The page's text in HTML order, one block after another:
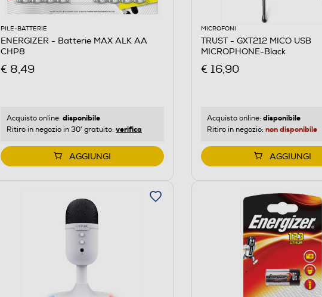
PILE-BATTERIE
ENERGIZER - Batterie MAX ALK AA
CHP8
€ 8,49
Acquisto online: disponibile
Ritiro in negozio in 30' gratuito: verifica
AGGIUNGI
MICROFONI
TRUST - GXT212 MICO USB
MICROPHONE-Black
€ 16,90
Acquisto online: disponibile
Ritiro in negozio: non disponibile
AGGIUNGI